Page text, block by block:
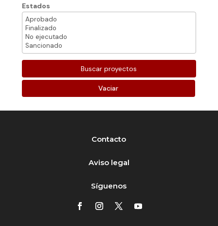
Estados
Vaciar
Contacto
Aviso legal
Síguenos